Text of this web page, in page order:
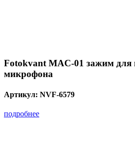
Fotokvant MAC-01 зажим для
микрофона
Артикул: NVF-6579
подробнее